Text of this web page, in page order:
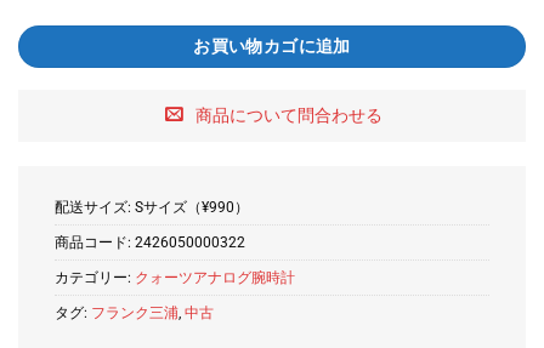
お買い物カゴに追加
商品について問合わせる
配送サイズ: Sサイズ（¥990）
商品コード: 2426050000322
カテゴリー: クォーツアナログ腕時計
タグ: フランク三浦, 中古